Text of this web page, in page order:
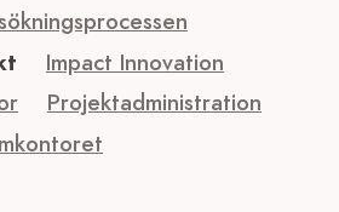
Impact Innovation
Projektadministration